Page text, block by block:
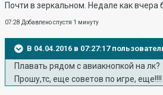
Почти в зеркальном. Недале как
07:28 Добавлено спустя 1 минуту
В 04.04.2016 в 07:27:17
Плавать рядом с авиакнопкой на лк?
Прошу,тс, еще советов по игре, еще!!!!